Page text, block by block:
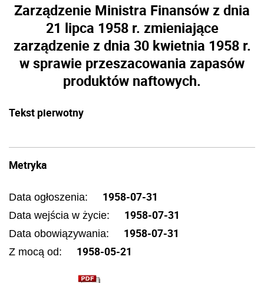
Zarządzenie Ministra Finansów z dnia
21 lipca 1958 r. zmieniające
zarządzenie z dnia 30 kwietnia 1958 r.
w sprawie przeszacowania zapasów
produktów naftowych.
Tekst pierwotny
Metryka
Data ogłoszenia: 1958-07-31
Data wejścia w życie: 1958-07-31
Data obowiązywania: 1958-07-31
Z mocą od: 1958-05-21